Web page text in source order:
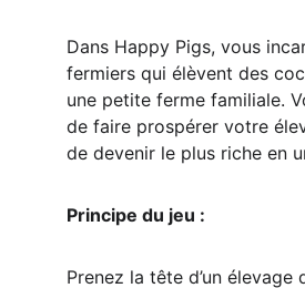
Dans Happy Pigs, vous
fermiers qui élèvent des
une petite ferme familiale.
de faire prospérer votre
de devenir le plus riche en
Principe du jeu :
Prenez la tête d’un élevage